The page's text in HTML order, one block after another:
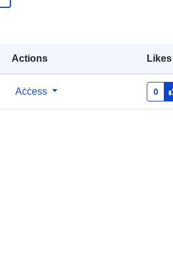
Actions Likes
Aċċess 0
h-speed-2-safeguarding1